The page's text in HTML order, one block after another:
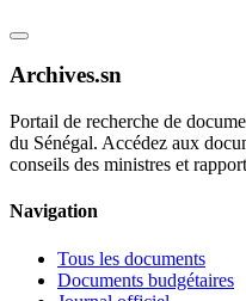
Archives.sn
Portail de recherche de
du Sénégal. Accédez aux
conseils des ministres et
Navigation
Tous les documents
Documents budgétaires